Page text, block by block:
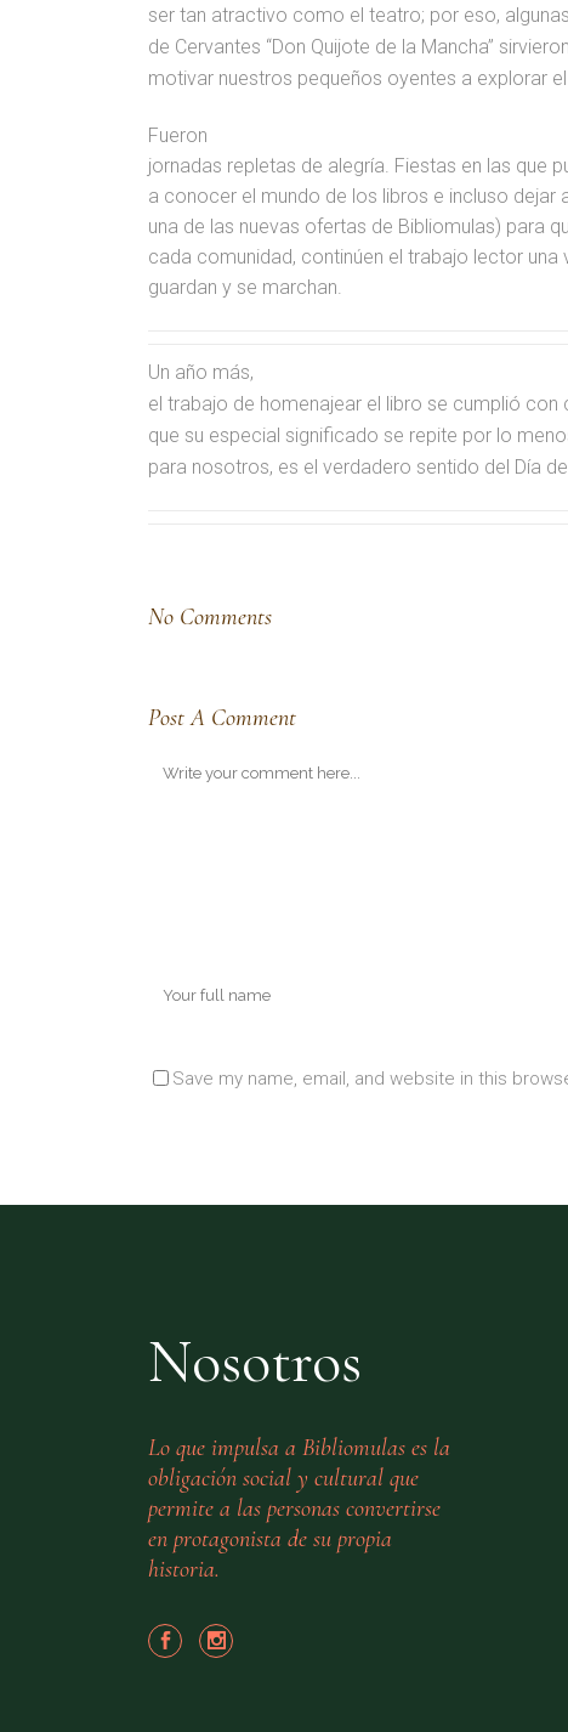
ser tan atractivo como el teatro; por eso,
de Cervantes “Don Quijote de la Mancha”
motivar nuestros pequeños oyentes a explorar
Fueron
jornadas repletas de alegría. Fiestas en las que
a conocer el mundo de los libros e incluso dejar
una de las nuevas ofertas de Bibliomulas) para
cada comunidad, continúen el trabajo lector una
guardan y se marchan.
Un año más,
el trabajo de homenajear el libro se cumplió con
que su especial significado se repite por lo
para nosotros, es el verdadero sentido del Día
No Comments
Post A Comment
Save my name, email, and website in this
Nosotros
Lo que impulsa a Bibliomulas es la
obligación social y cultural que
permite a las personas convertirse
en protagonista de su propia
historia.